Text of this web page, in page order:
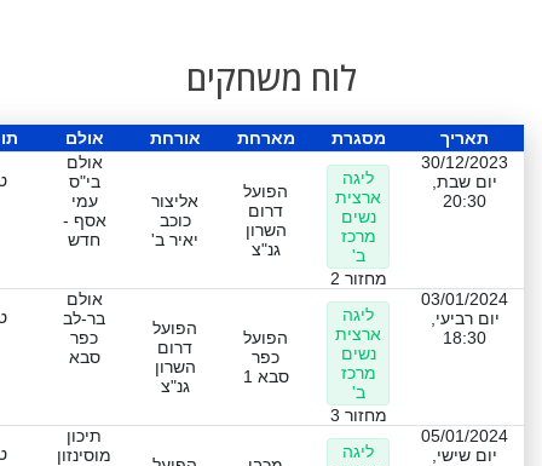
לוח משחקים
תאריך מסגרת מארחת אורחת אולם
30/12/2023
יום שבת,
20:30
ליגה
ארצית
נשים
מרכז
ב'
מחזור 2
הפועל
דרום
השרון
גנ"צ
אליצור
כוכב
יאיר ב'
אולם
בי"ס
עמי
אסף -
חדש
03/01/2024
יום רביעי,
18:30
ליגה
ארצית
נשים
מרכז
ב'
מחזור 3
הפועל
כפר
סבא 1
הפועל
דרום
השרון
גנ"צ
אולם
בר-לב
כפר
סבא
05/01/2024
יום שישי,
ליגה
תיכון
מוסינזון